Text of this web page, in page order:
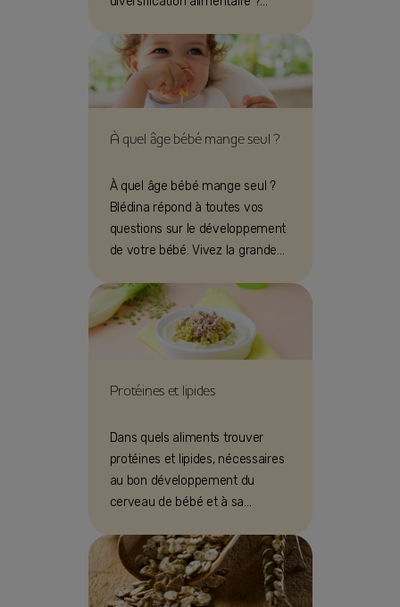
À quel âge bébé mange seul ?
À quel âge bébé mange seul ?
Blédina répond à toutes vos
questions sur le développement
de votre bébé. Vivez la grande
Blédina !
Protéines et lipides
Dans quels aliments trouver
protéines et lipides, nécessaires
au bon développement du
cerveau de bébé et à sa
quantités les donner ?